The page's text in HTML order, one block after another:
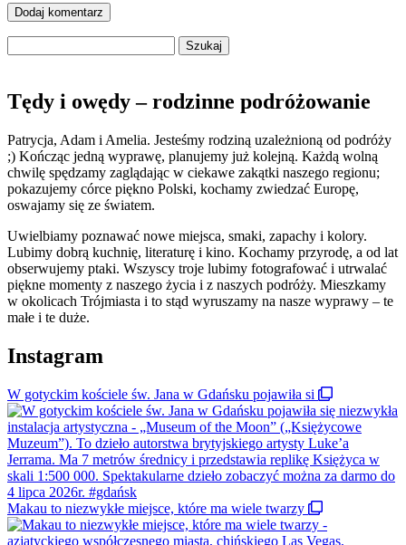
Tędy i owędy – rodzinne podróżowanie
Patrycja, Adam i Amelia. Jesteśmy rodziną uzależnioną od podróży
;) Kończąc jedną wyprawę, planujemy już kolejną. Każdą wolną
chwilę spędzamy zaglądając w ciekawe zakątki naszego regionu;
pokazujemy córce piękno Polski, kochamy zwiedzać Europę,
oswajamy się ze światem.
Uwielbiamy poznawać nowe miejsca, smaki, zapachy i kolory.
Lubimy dobrą kuchnię, literaturę i kino. Kochamy przyrodę, a od lat
obserwujemy ptaki. Wszyscy troje lubimy fotografować i utrwalać
piękne momenty z naszego życia i z naszych podróży. Mieszkamy
w okolicach Trójmiasta i to stąd wyruszamy na nasze wyprawy – te
małe i te duże.
Instagram
W gotyckim kościele św. Jana w Gdańsku pojawiła si
Makau to niezwykłe miejsce, które ma wiele twarzy